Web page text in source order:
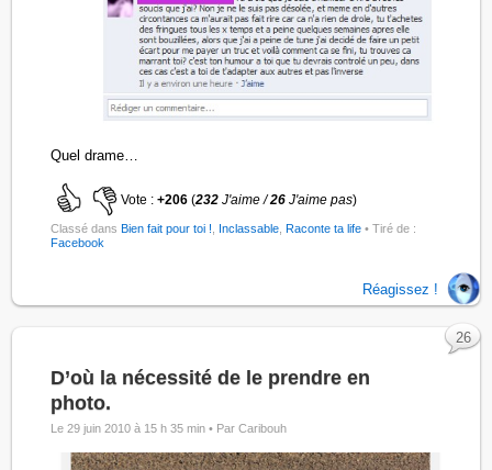
Quel drame…
Vote :+206 (232J'aime /26 J'aime pas)
Classé dans Bien fait pour toi ! Inclassable Raconte ta life • Tiré de :
Facebook
Réagissez !
D’où la nécessité de le prendre en
photo.
Le 29 juin 2010 à 15 h 35 min • Par Caribouh
26